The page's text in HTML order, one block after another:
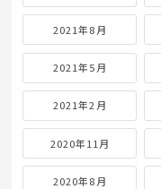
2021年8月
2021年5月
2021年2月
2020年11月
2020年8月